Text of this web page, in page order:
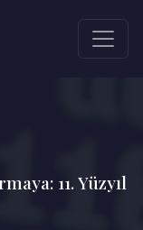
11. Yüzyıl